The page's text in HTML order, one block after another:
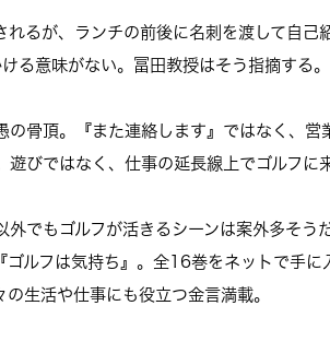
るが、ランチの前後に名刺を渡して自
る意味がない。冨田教授はそう指摘する。
の骨頂。『また連絡します』ではなく、
びではなく、仕事の延長線上でゴルフに
でもゴルフが活きるシーンは案外多そうだ
ルフは気持ち』。全16巻をネットで手
生活や仕事にも役立つ金言満載。